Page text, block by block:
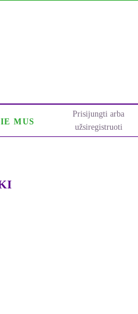
MUS
Prisijungti arba
užsiregistruoti